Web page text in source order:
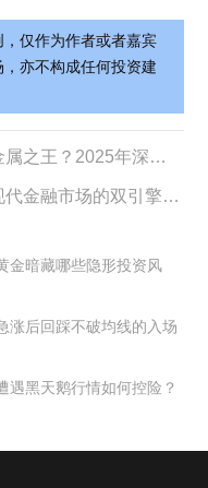
仅作为作者或者嘉宾
亦不构成任何投资建
王？2025年深度解析
场的双引擎与风险管理基石
金暗藏哪些隐形投资风
涨后回踩不破均线的入场
遇黑天鹅行情如何控险？